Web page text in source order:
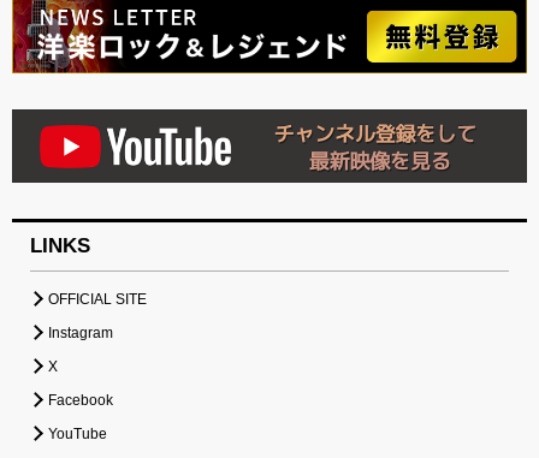
LINKS
OFFICIAL SITE
Instagram
X
Facebook
YouTube